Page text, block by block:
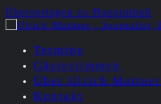
Überspringen zu Hauptinhalt
Termine
Gästestimmen
Über Ulrich Mattner
Kontakt